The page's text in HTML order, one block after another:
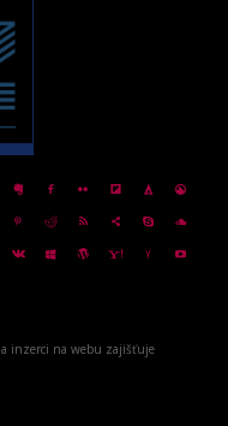
a inzerci na webu zajišťuje